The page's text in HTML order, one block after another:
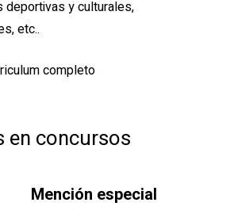
deportivas y culturales,
etc..
completo
en concursos
Mención especial